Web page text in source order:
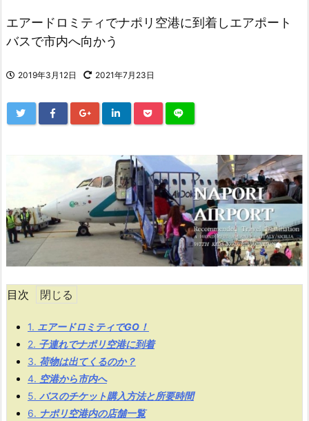
エアードロミティでナポリ空港に到着しエアポート
バスで市内へ向かう
2019年3月12日 2021年7月23日
目次
1. エアードロミティでGO！
2. 子連れでナポリ空港に到着
3. 荷物は出てくるのか？
4. 空港から市内へ
5. バスのチケット購入方法と所要時間
6. ナポリ空港内の店舗一覧